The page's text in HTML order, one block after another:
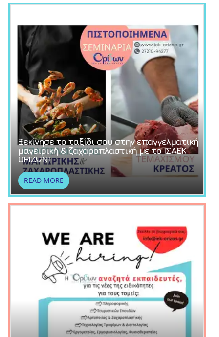
Ξεκίνησε το ταξίδι σου στην επαγγελματική
μαγειρική & ζαχαροπλαστική με το ΙΣΑΕΚ
ΟΡΙΖΩΝ!
READ MORE